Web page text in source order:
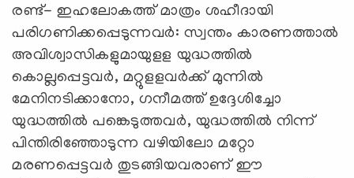
രണ്ട്- ഇഹലോകത്ത് മാത്രം ശഹീദായി
പരിഗണിക്കപ്പെടുന്നവര്‍: സ്വന്തം കാരണത്താൽ
അവിശ്വാസികളുമായുളള യുദ്ധത്തിൽ
കൊല്ലപ്പെട്ടവർ, മറ്റുളളവർക്ക് മുന്നിൽ
മേനിനടിക്കാനോ, ഗനീമത്ത് ഉദ്ദേശിച്ചോ
യുദ്ധത്തിൽ പങ്കെടുത്തവർ, യുദ്ധത്തിൽ നിന്ന്
പിന്തിരിഞ്ഞോടുന്ന വഴിയിലോ മറ്റോ
മരണപ്പെട്ടവർ തുടങ്ങിയവരാണ് ഈ